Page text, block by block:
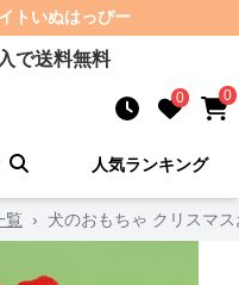
ト いぬはっぴー
で送料無料
0 0
人気ランキング
覧 › 犬のおもちゃ クリスマ